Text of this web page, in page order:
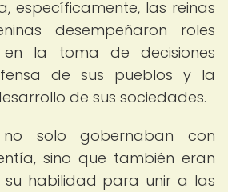
específicamente, las reinas
desempeñaron roles
en la toma de decisiones
de sus pueblos y la
de sus sociedades.
no solo gobernaban con
sino que también eran
habilidad para unir a las